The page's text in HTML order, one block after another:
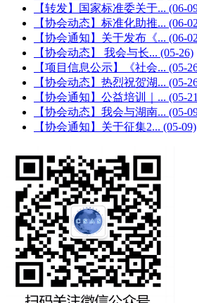
【转发】国家标准委关于... (06-
【协会动态】标准化助推... (06-
【协会通知】关于发布《... (06-
【协会动态】 我会与长... (05-26)
【项目信息公示】《社会... (05-
【协会动态】热烈祝贺湖... (05-
【协会通知】公益培训｜... (05-
【协会动态】我会与湖南... (05-
【协会通知】关于征集2... (05-09)